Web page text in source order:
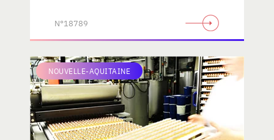
N°18789
NOUVELLE-AQUITAINE